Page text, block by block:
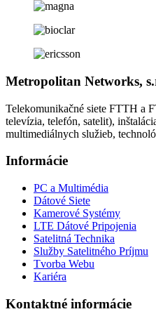
Metropolitan Networks,
Telekomunikačné siete FTTH a
televízia, telefón, satelit),
multimediálnych služieb,
Informácie
PC a Multimédia
Dátové Siete
Kamerové Systémy
LTE Dátové Pripojenia
Satelitná Technika
Služby Satelitného Príjmu
Tvorba Webu
Kariéra
Kontaktné informácie